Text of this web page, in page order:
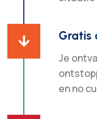
 Gratis
Je
en no